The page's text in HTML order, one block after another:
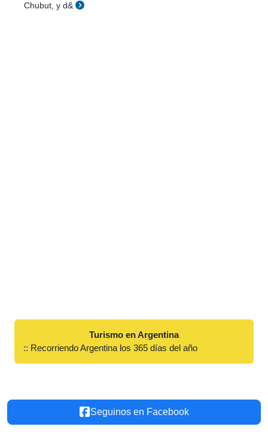
Chubut, y d&
Turismo en Argentina
:: Recorriendo Argentina los 365 días del año
Seguinos en Facebook